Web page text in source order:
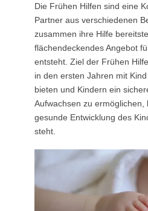
Die Frühen Hilfen sind eine
Partner aus verschiedenen
zusammen ihre Hilfe
flächendeckendes Angebot
entsteht. Ziel der Frühen
in den ersten Jahren mit
bieten und Kindern ein
Aufwachsen zu ermöglichen,
gesunde Entwicklung des
steht.